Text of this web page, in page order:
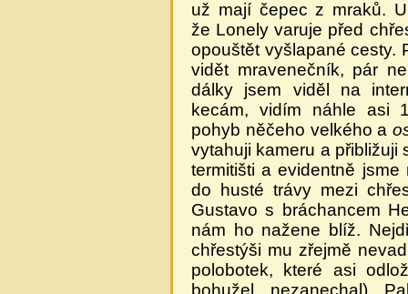
už mají čepec z mraků.
že Lonely varuje před
opouštět vyšlapané cesty.
vidět mravenečník, pár
dálky jsem viděl na
kecám, vidím náhle asi
pohyb něčeho velkého a
vytahuji kameru a přibližuji
termitišti a evidentně
do husté trávy mezi
Gustavo s bráchancem
nám ho nažene blíž.
chřestýši mu zřejmě
polobotek, které asi
bohužel, nezanechal).